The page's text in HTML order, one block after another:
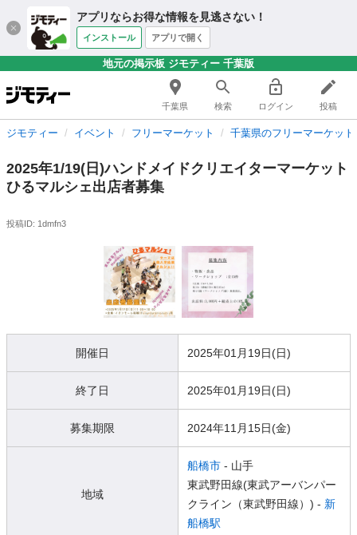
アプリならお得な情報を見逃さない！
インストール アプリで開く
地元の掲示板 ジモティー 千葉版
千葉県 検索 ログイン 投稿
ジモティー イベント フリーマーケット 千葉県のフリーマーケット
2025年1/19(日)ハンドメイドクリエイターマーケット
ひるマルシェ出店者募集
投稿ID: 1dmfn3
開催日 2025年01月19日(日)
終了日 2025年01月19日(日)
募集期限 2024年11月15日(金)
地域
船橋市 - 山手
東武野田線(東武アーバンパー
クライン（東武野田線）) - 新
船橋駅